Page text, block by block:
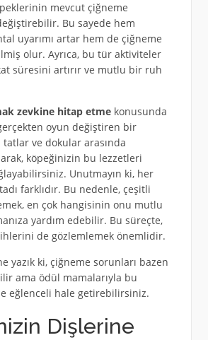
mevcut çiğneme
Bu sayede hem
uyarımı artar hem de çiğneme
olur. Ayrıca, bu tür aktiviteler
süresini artırır ve mutlu bir ruh
zevkine hitap etmekonusunda
oyun değiştiren bir
tatlar ve dokular arasında
köpeğinizin bu lezzetleri
Unutmayın ki, her
farklıdır. Bu nedenle, çeşitli
en çok hangisinin onu mutlu
yardım edebilir. Bu süreçte,
de gözlemlemek önemlidir.
yazık ki, çiğneme sorunları bazen
ama ödül mamalarıyla bu
eğlenceli hale getirebilirsiniz.
Dişlerine